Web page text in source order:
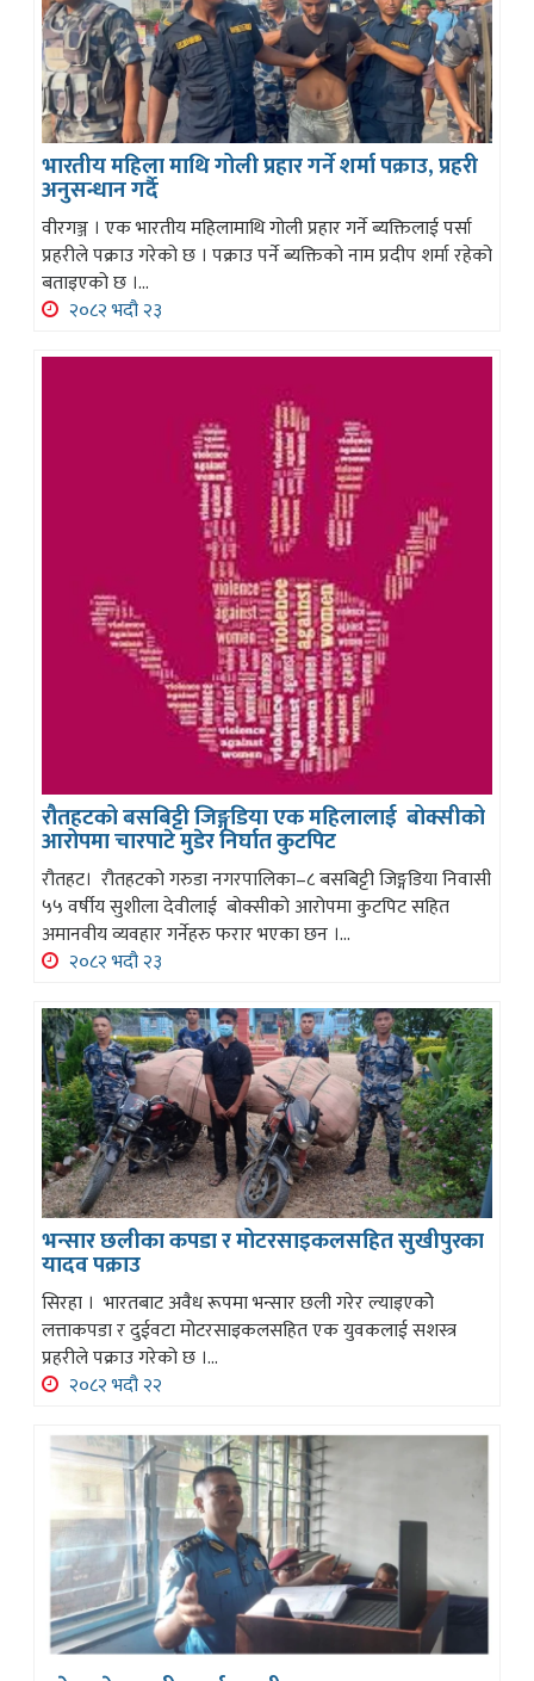
भारतीय महिला माथि गोली प्रहार गर्ने शर्मा पक्राउ, प्रहरी
अनुसन्धान गर्दै
वीरगञ्ज । एक भारतीय महिलामाथि गोली प्रहार गर्ने ब्यक्तिलाई पर्सा
प्रहरीले पक्राउ गरेको छ । पक्राउ पर्ने ब्यक्तिको नाम प्रदीप शर्मा रहेको
बताइएको छ ।...
२०८२ भदौ २३
रौतहटको बसबिट्टी जिङ्गडिया एक महिलालाई बोक्सीको
आरोपमा चारपाटे मुडेर निर्घात कुटपिट
रौतहट। रौतहटको गरुडा नगरपालिका–८ बसबिट्टी जिङ्गडिया निवासी
५५ वर्षीय सुशीला देवीलाई बोक्सीको आरोपमा कुटपिट सहित
अमानवीय व्यवहार गर्नेहरु फरार भएका छन ।...
२०८२ भदौ २३
भन्सार छलीका कपडा र मोटरसाइकलसहित सुखीपुरका
यादव पक्राउ
सिरहा । भारतबाट अवैध रूपमा भन्सार छली गरेर ल्याइएकोे
लत्ताकपडा र दुईवटा मोटरसाइकलसहित एक युवकलाई सशस्त्र
प्रहरीले पक्राउ गरेको छ ।...
२०८२ भदौ २२